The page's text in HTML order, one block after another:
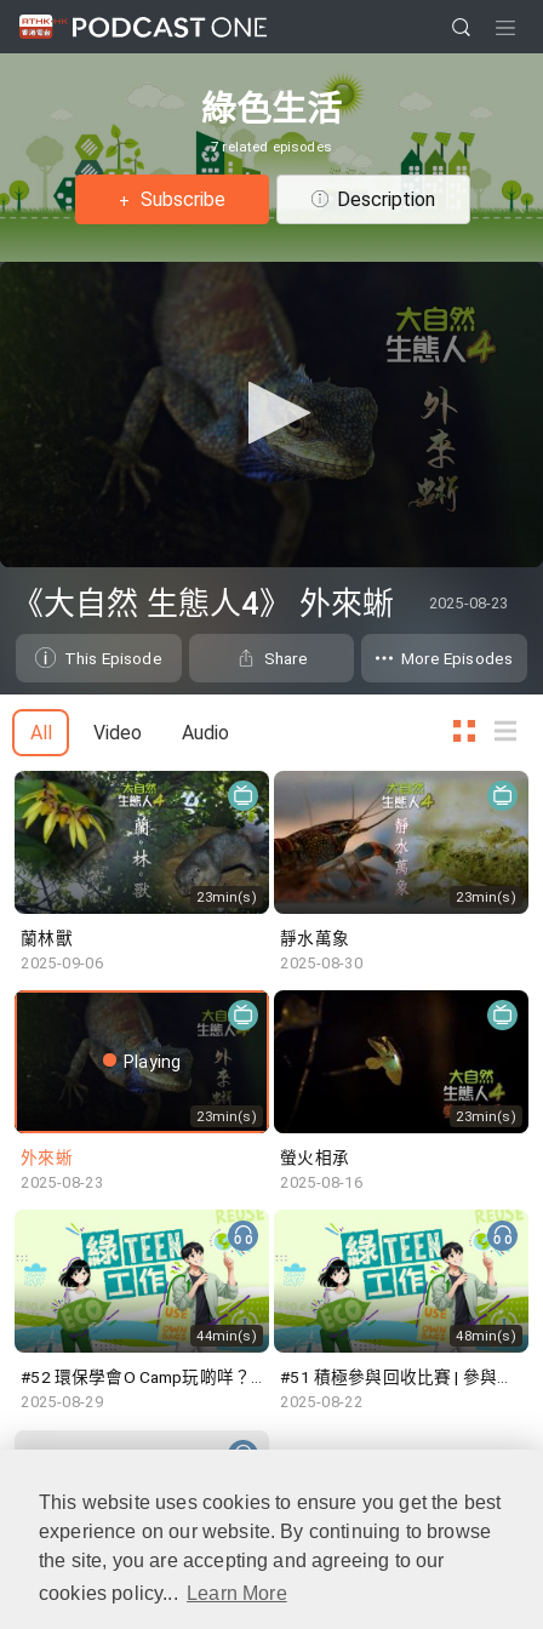
This website uses cookies to ensure you get the best
experience on our website. By continuing to browse
the site, you are accepting and agreeing to our
cookies policy...
Learn More
綠色生活
7 related episodes
Subscribe Description
seconds
seconds
《大自然 生態人4》 外來蜥 2025-08-23
This Episode Share More Episodes
All Video Audio
23min(s)
蘭林獸
2025-09-06
23min(s)
靜水萬象
2025-08-30
Playing
23min(s)
外來蜥
2025-08-23
23min(s)
螢火相承
2025-08-16
44min(s)
#52 環保學會O Camp玩啲咩？ | 參與學生: Sammi、Cardi、Charles (香港科技大學 環境管理及科技學生聯會)
2025-08-29
48min(s)
#51 積極參與回收比賽 | 參與學生: 巫巫、Vincy、Thomas (樂善堂顧超文中學) (「SGREEN 校際回收比賽」最積極參與學校獎 中學組銀獎得主)
2025-08-22
47min(s)
#50 全國生態日：零碳挑戰、中大生態月2025 | 參與學生: 橙汁、Cristy、Mannix、Ruby (中大賽馬會氣候變化博物館 博物館大使)